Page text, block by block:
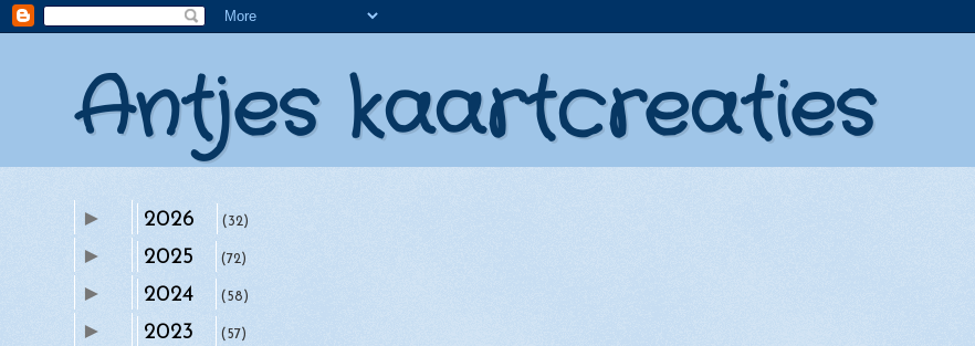
Antjes kaartcreaties
► 2026 (32)
► 2025 (72)
► 2024 (58)
► 2023 (57)